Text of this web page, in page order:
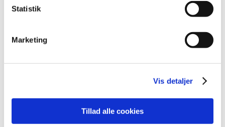
Statistik
Marketing
Vis detaljer
Tillad alle cookies
2014 (44)
2012 (44)
2008 (8)